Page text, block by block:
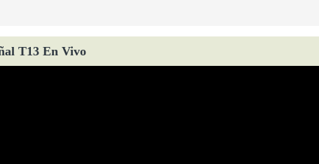
T13 En Vivo